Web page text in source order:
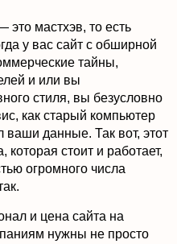
это мастхэв, то есть
у вас сайт с обширной
тайны,
и или вы
стиля, вы безусловно
как старый компьютер
ваши данные. Так вот, этот
стоит и работает,
огромного числа
и цена сайта на
нужны не просто